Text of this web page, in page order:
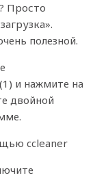
Просто
полезной.
и нажмите на
двойной